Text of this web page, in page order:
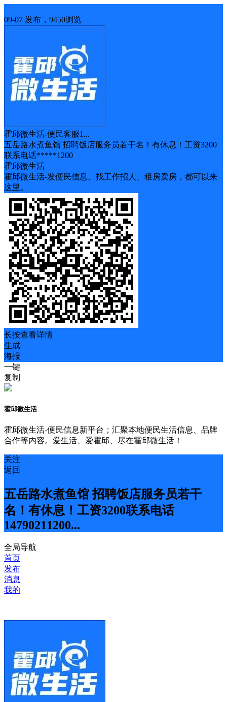
09-07 发布，9450浏览
霍邱微生活-便民客服1...
五岳路水煮鱼馆 招聘饭店服务员若干名！有休息！工资3200
联系电话*****1200
霍邱微生活
霍邱微生活-发便民信息、找工作招人、租房卖房，都可以来
这里。
长按查看详情
生成
海报
一键
复制
霍邱微生活
霍邱微生活-便民信息新平台；汇聚本地便民生活信息、品牌
合作等内容。爱生活、爱霍邱、尽在霍邱微生活！
关注
返回
五岳路水煮鱼馆 招聘饭店服务员若干
名！有休息！工资3200联系电话
14790211200...
全局导航
首页
发布
消息
我的